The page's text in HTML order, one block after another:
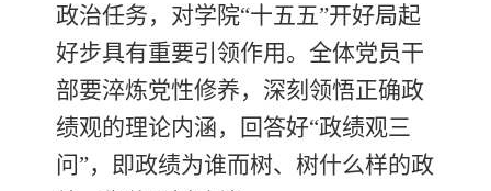
政治任务，对学院“十五五”开好局起
好步具有重要引领作用。全体党员干
部要淬炼党性修养，深刻领悟正确政
绩观的理论内涵，回答好“政绩观三
问”，即政绩为谁而树、树什么样的政